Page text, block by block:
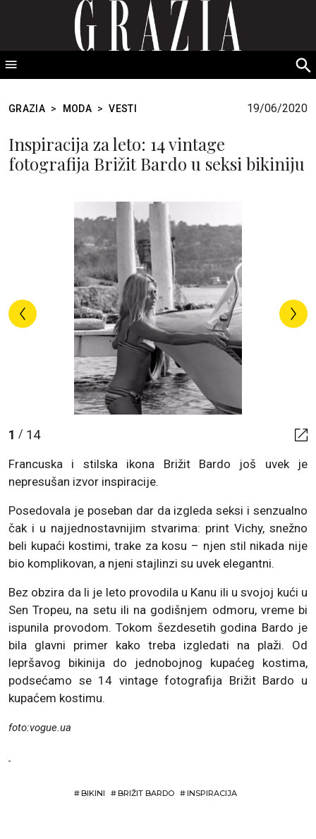
GRAZIA Srbija
GRAZIA > MODA > VESTI 19/06/2020
Inspiracija za leto: 14 vintage
fotografija Brižit Bardo u seksi bikiniju
1 / 14
Francuska i stilska ikona Brižit Bardo još uvek je
nepresušan izvor inspiracije.
Posedovala je poseban dar da izgleda seksi i senzualno
čak i u najjednostavnijim stvarima: print Vichy, snežno
beli kupaći kostimi, trake za kosu – njen stil nikada nije
bio komplikovan, a njeni stajlinzi su uvek elegantni.
Bez obzira da li je leto provodila u Kanu ili u svojoj kući u
Sen Tropeu, na setu ili na godišnjem odmoru, vreme bi
ispunila provodom. Tokom šezdesetih godina Bardo je
bila glavni primer kako treba izgledati na plaži. Od
lepršavog bikinija do jednobojnog kupaćeg kostima,
podsećamo se 14 vintage fotografija Brižit Bardo u
kupaćem kostimu.
foto:vogue.ua
#BIKINI #BRIŽIT BARDO #INSPIRACIJA